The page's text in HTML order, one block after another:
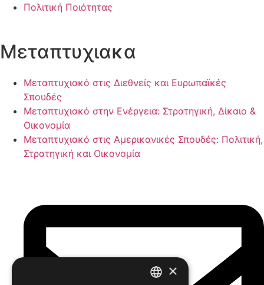
Πολιτική Ποιότητας
Μεταπτυχιακα
Μεταπτυχιακό στις Διεθνείς και Ευρωπαϊκές
Σπουδές
Μεταπτυχιακό στην Ενέργεια: Στρατηγική, Δίκαιο &
Οικονομία
Μεταπτυχιακό στις Αμερικανικές Σπουδές: Πολιτική,
Στρατηγική και Οικονομία
×